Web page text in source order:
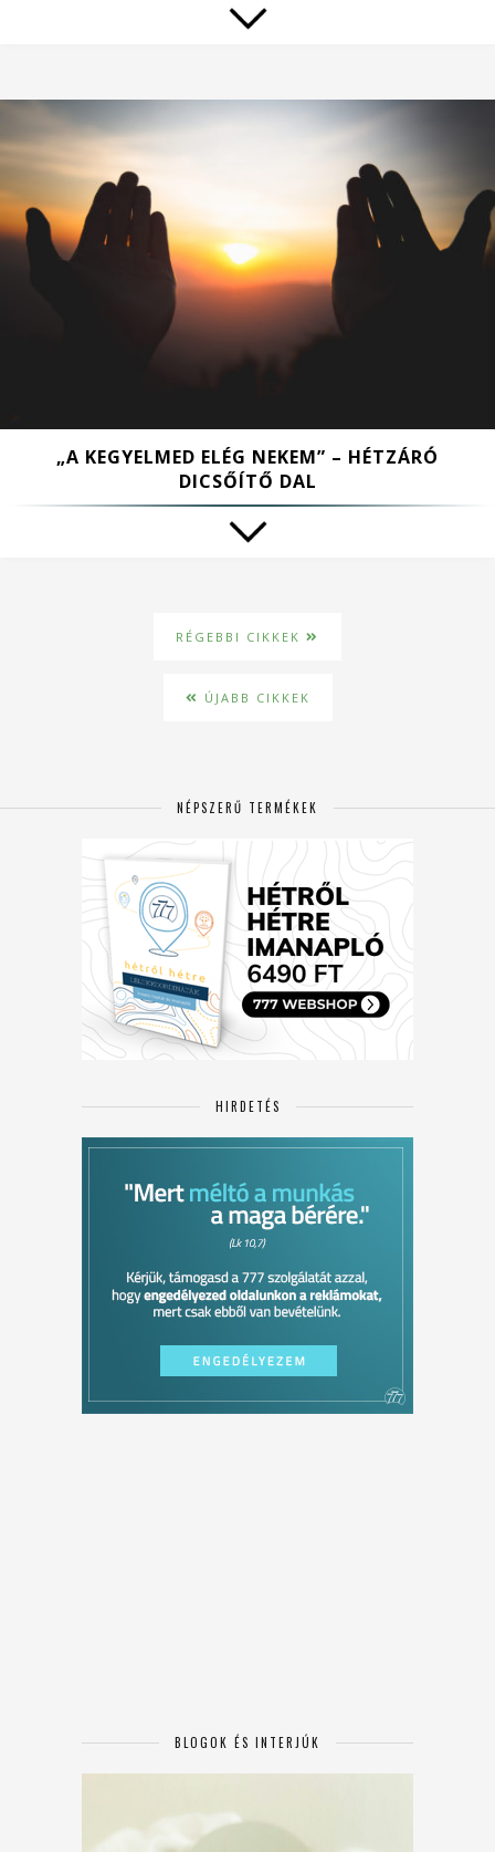
„A KEGYELMED ELÉG NEKEM” – HÉTZÁRÓ
DICSŐÍTŐ DAL
RÉGEBBI CIKKEK
ÚJABB CIKKEK
NÉPSZERŰ TERMÉKEK
HIRDETÉS
BLOGOK ÉS INTERJÚK